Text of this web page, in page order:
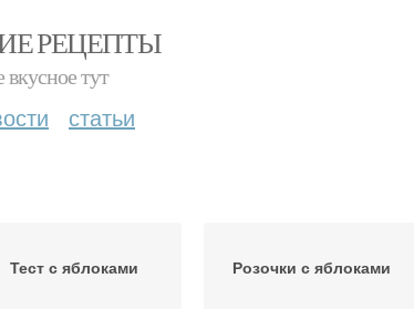
РЕЦЕПТЫ
вкусное тут
статьи
Тест с яблоками Розочки с яблоками